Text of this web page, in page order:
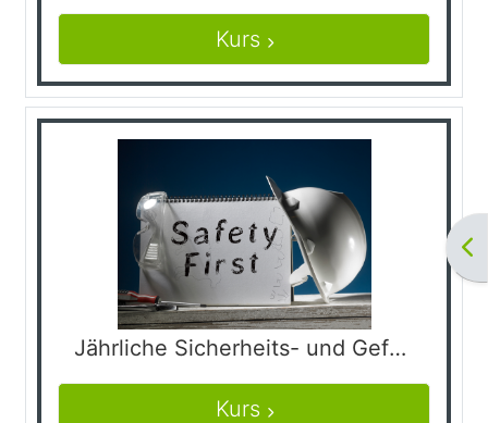
Kurs
Jährliche Sicherheits- und Gefahrenüberprüfung
Kurs